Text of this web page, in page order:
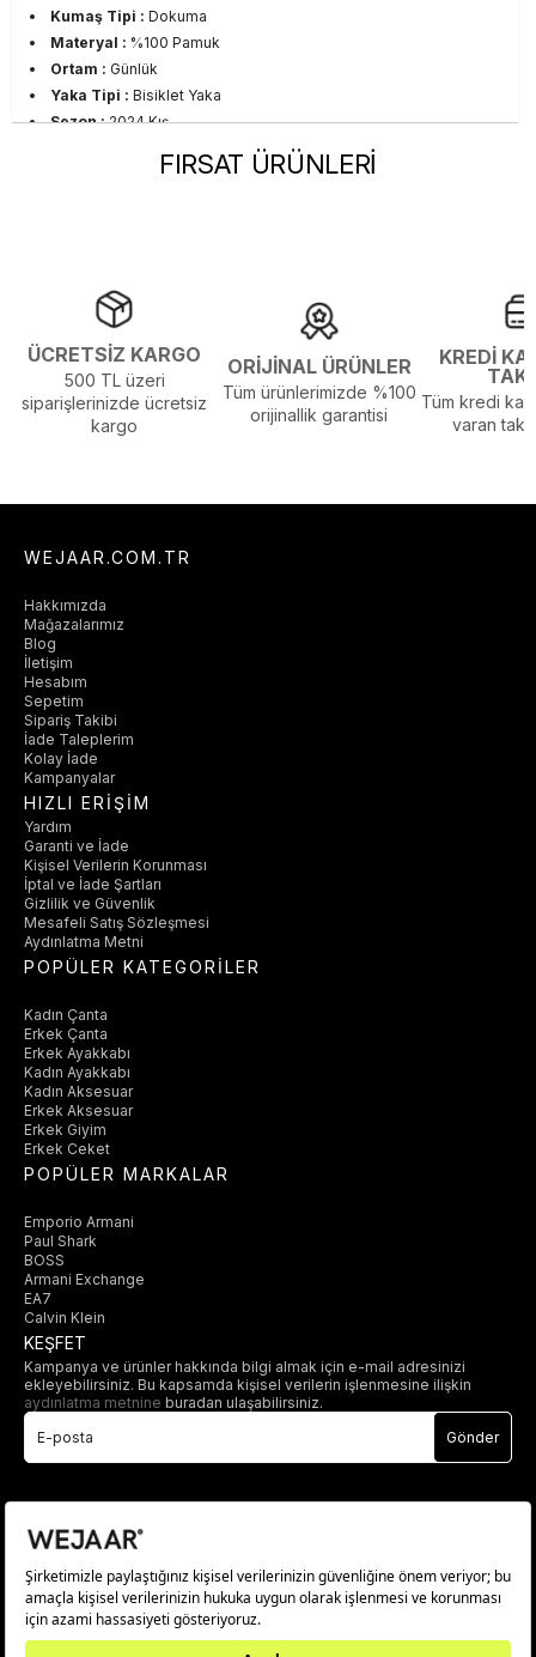
Kumaş Tipi : Dokuma
Materyal : %100 Pamuk
Ortam : Günlük
Yaka Tipi : Bisiklet Yaka
Sezon :2024 Kış
Görsel Açıklaması :Stüdyo Çekim Ortamında Bulunan Işık ve
FIRSAT ÜRÜNLERİ
ÜCRETSİZ KARGO
500 TL üzeri
siparişlerinizde ücretsiz
kargo
ORİJİNAL ÜRÜNLER
Tüm ürünlerimizde %100
orijinallik garantisi
KREDİ
Tüm kredi
varan
WEJAAR.COM.TR
Hakkımızda
Mağazalarımız
Blog
İletişim
Hesabım
Sepetim
Sipariş Takibi
İade Taleplerim
Kolay İade
Kampanyalar
HIZLI ERİŞİM
Yardım
Garanti ve İade
Kişisel Verilerin Korunması
İptal ve İade Şartları
Gizlilik ve Güvenlik
Mesafeli Satış Sözleşmesi
Aydınlatma Metni
POPÜLER KATEGORİLER
Kadın Çanta
Erkek Çanta
Erkek Ayakkabı
Kadın Ayakkabı
Kadın Aksesuar
Erkek Aksesuar
Erkek Giyim
Erkek Ceket
POPÜLER MARKALAR
Emporio Armani
Paul Shark
BOSS
Armani Exchange
EA7
Calvin Klein
KEŞFET
Kampanya ve ürünler hakkında bilgi almak için e-mail adresinizi
ekleyebilirsiniz. Bu kapsamda kişisel verilerin işlenmesine ilişkin
aydınlatma metnine buradan ulaşabilirsiniz.
Gönder
© 2025 wejaar.com.tr. tüm hakları saklıdır.